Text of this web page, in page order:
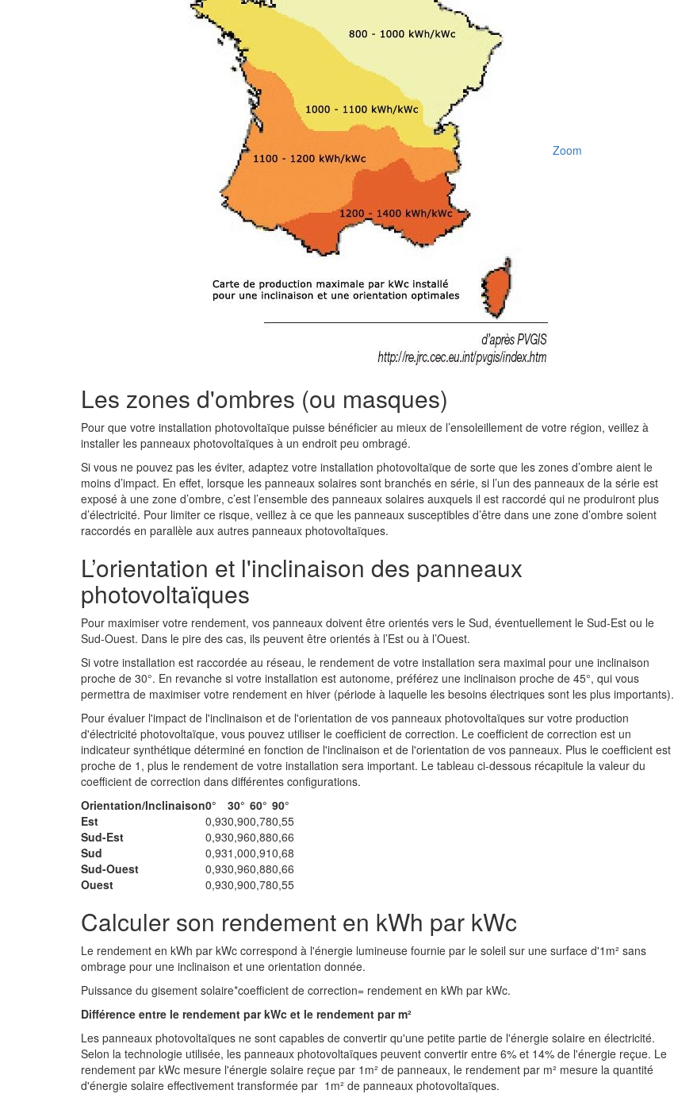
Zoom
Les zones d'ombres (ou masques)
Pour que votre installation photovoltaïque puisse bénéficier au mieux de l’ensoleillement de votre région, veillez à
installer les panneaux photovoltaïques à un endroit peu ombragé.
Si vous ne pouvez pas les éviter, adaptez votre installation photovoltaïque de sorte que les zones d’ombre aient le
moins d’impact. En effet, lorsque les panneaux solaires sont branchés en série, si l’un des panneaux de la série est
exposé à une zone d’ombre, c’est l’ensemble des panneaux solaires auxquels il est raccordé qui ne produiront plus
d’électricité. Pour limiter ce risque, veillez à ce que les panneaux susceptibles d’être dans une zone d’ombre soient
raccordés en parallèle aux autres panneaux photovoltaïques.
L’orientation et l'inclinaison des panneaux
photovoltaïques
Pour maximiser votre rendement, vos panneaux doivent être orientés vers le Sud, éventuellement le Sud-Est ou le
Sud-Ouest. Dans le pire des cas, ils peuvent être orientés à l’Est ou à l’Ouest.
Si votre installation est raccordée au réseau, le rendement de votre installation sera maximal pour une inclinaison
proche de 30°. En revanche si votre installation est autonome, préférez une inclinaison proche de 45°, qui vous
permettra de maximiser votre rendement en hiver (période à laquelle les besoins électriques sont les plus importants).
Pour évaluer l'impact de l'inclinaison et de l'orientation de vos panneaux photovoltaïques sur votre production
d'électricité photovoltaïque, vous pouvez utiliser le coefficient de correction. Le coefficient de correction est un
indicateur synthétique déterminé en fonction de l'inclinaison et de l'orientation de vos panneaux. Plus le coefficient est
proche de 1, plus le rendement de votre installation sera important. Le tableau ci-dessous récapitule la valeur du
coefficient de correction dans différentes configurations.
Orientation/Inclinaison0° 30° 60° 90°
Est
0,930,900,780,55
Sud-Est
0,930,960,880,66
Sud
0,931,000,910,68
Sud-Ouest
0,930,960,880,66
Ouest
0,930,900,780,55
Calculer son rendement en kWh par kWc
Le rendement en kWh par kWc correspond à l'énergie lumineuse fournie par le soleil sur une surface d'1m² sans
ombrage pour une inclinaison et une orientation donnée.
Puissance du gisement solaire*coefficient de correction= rendement en kWh par kWc.
Différence entre le rendement par kWc et le rendement par m²
Les panneaux photovoltaïques ne sont capables de convertir qu'une petite partie de l'énergie solaire en électricité.
Selon la technologie utilisée, les panneaux photovoltaïques peuvent convertir entre 6% et 14% de l'énergie reçue. Le
rendement par kWc mesure l'énergie solaire reçue par 1m² de panneaux, le rendement par m² mesure la quantité
d'énergie solaire effectivement transformée par 1m² de panneaux photovoltaïques.